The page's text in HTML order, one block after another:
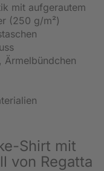
mit aufgerautem
(250 g/m²)
Ärmelbündchen
Shirt mit
von Regatta